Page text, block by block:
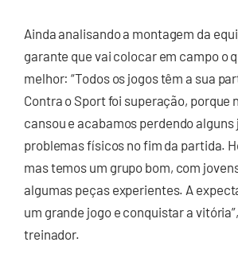
Ainda analisando a montagem da
garante que vai colocar em campo o
melhor: “Todos os jogos têm a sua
Contra o Sport foi superação, porque
cansou e acabamos perdendo alguns
problemas físicos no fim da partida.
mas temos um grupo bom, com
algumas peças experientes. A
um grande jogo e conquistar a
treinador.